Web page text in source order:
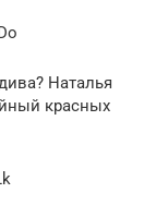
Наталья
красных